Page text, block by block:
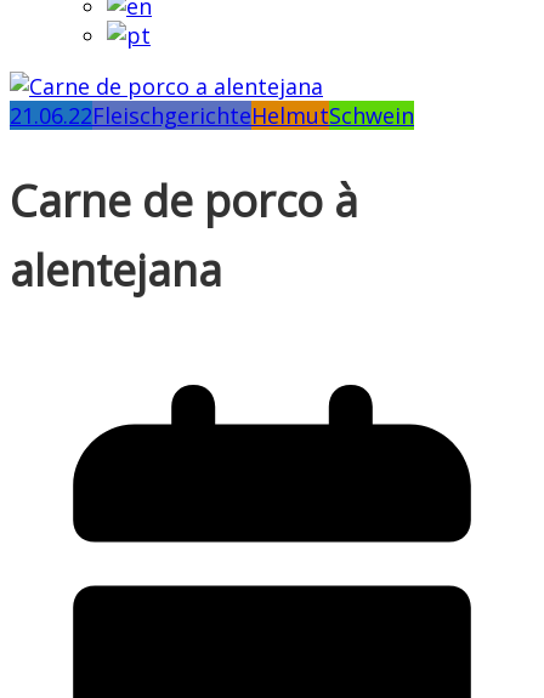
21.06.22FleischgerichteHelmutSchwein
Carne de porco à
alentejana